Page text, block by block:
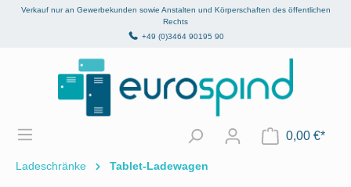
springen
Verkauf nur an Gewerbekunden sowie Anstalten und Körperschaften des öffentlichen
Rechts
+49 (0)3464 90195 90
0,00 €*
Ladeschränke Tablet-Ladewagen